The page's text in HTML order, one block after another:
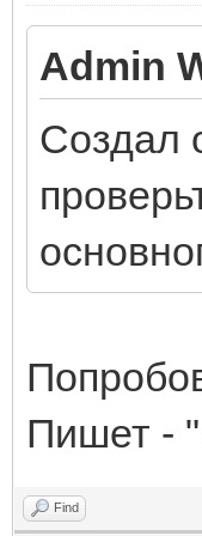
Admin
Создал
Пишет -
Find